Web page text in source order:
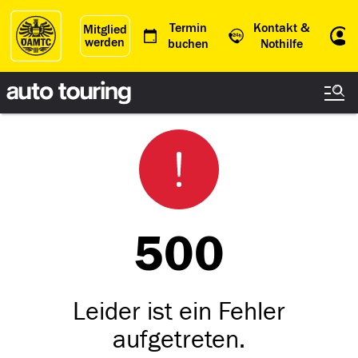
Mitglied
werden
Termin
buchen
Kontakt &
Nothilfe
500
Leider ist ein Fehler
aufgetreten.